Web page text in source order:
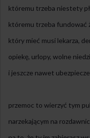
któremu trzeba niestety
któremu trzeba fundować
który mieć musi lekarza,
opiekę, urlopy, wolne
i jeszcze nawet
przemoc to wierzyć tym
narzekającym na